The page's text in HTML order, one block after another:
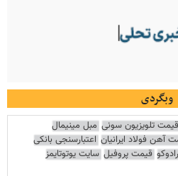
وبگردی
قیمت تلویزیون سونی مبل مینیمال
آهن فولاد ایرانیان اعتبارسنجی بانکی
قیمت پروفیل سایت یوتوتایمز